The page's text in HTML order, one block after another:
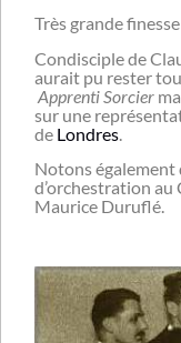
Très grande
Condisciple de
aurait pu rester
Apprenti Sorcier
sur une
de Londres
Notons également
d’orchestration
Maurice Duruflé.